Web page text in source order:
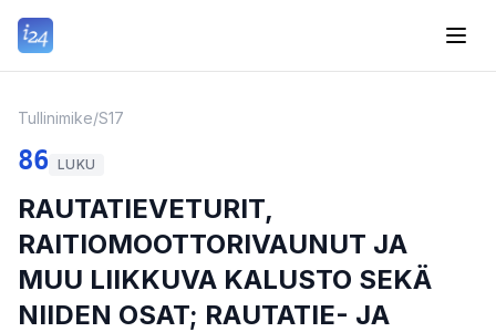
Tullinimike/S17
86 LUKU
RAUTATIEVETURIT,
RAITIOMOOTTORIVAUNUT JA
MUU LIIKKUVA KALUSTO SEKÄ
NIIDEN OSAT; RAUTATIE- JA